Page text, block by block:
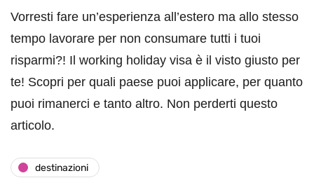
Vorresti fare un’esperienza all’estero ma allo stesso
tempo lavorare per non consumare tutti i tuoi
risparmi?! Il working holiday visa è il visto giusto per
te! Scopri per quali paese puoi applicare, per quanto
puoi rimanerci e tanto altro. Non perderti questo
articolo.
destinazioni